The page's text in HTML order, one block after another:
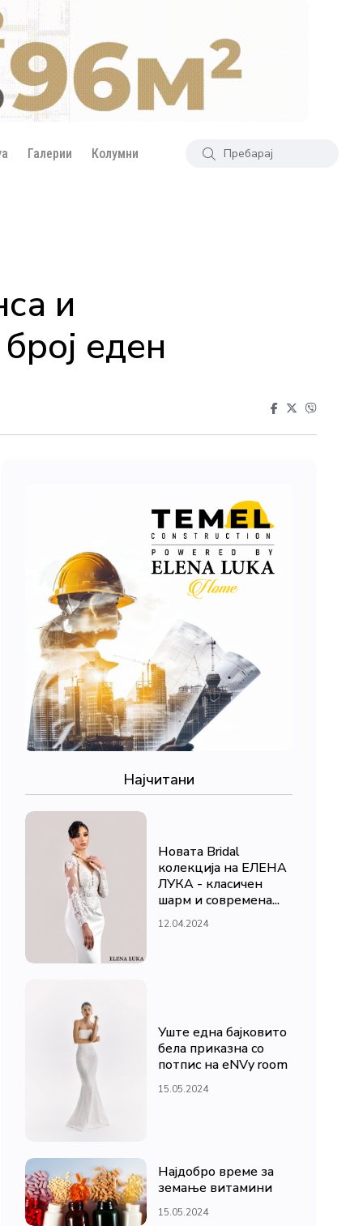
Галерии Колумни
и
еден
Најчитани
Новата Bridal
колекција на ЕЛЕНА
ЛУКА - класичен
шарм и современа...
12.04.2024
Уште една бајковито
бела приказна со
потпис на eNVy room
15.05.2024
Најдобро време за
земање витамини
15.05.2024